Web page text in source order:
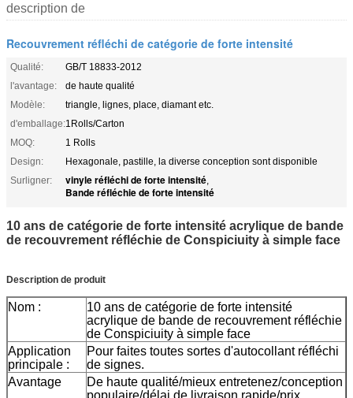
description de
Recouvrement réfléchi de catégorie de forte intensité
Qualité:
GB/T 18833-2012
l'avantage:
de haute qualité
Modèle:
triangle, lignes, place, diamant etc.
d'emballage:1Rolls/Carton
MOQ:
1 Rolls
Design:
Hexagonale, pastille, la diverse conception sont disponible
Surligner:
vinyle réfléchi de forte intensité,
Bande réfléchie de forte intensité
10 ans de catégorie de forte intensité acrylique de bande
de recouvrement réfléchie de Conspiciuity à simple face
Description de produit
Nom :
10 ans de catégorie de forte intensité
acrylique de bande de recouvrement réfléchie
de Conspiciuity à simple face
Application
principale :
Pour faites toutes sortes d'autocollant réfléchi
de signes.
Avantage
De haute qualité/mieux entretenez/conception
populaire/délai de livraison rapide/prix